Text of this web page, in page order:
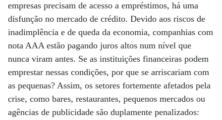
empresas precisam de acesso a empréstimos, há uma
disfunção no mercado de crédito. Devido aos riscos de
inadimplência e de queda da economia, companhias com
nota AAA estão pagando juros altos num nível que
nunca viram antes. Se as instituições financeiras podem
emprestar nessas condições, por que se arriscariam com
as pequenas? Assim, os setores fortemente afetados pela
crise, como bares, restaurantes, pequenos mercados ou
agências de publicidade são duplamente penalizados: